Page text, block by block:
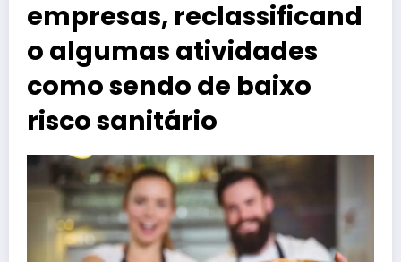
empresas, reclassificand
o algumas atividades
como sendo de baixo
risco sanitário